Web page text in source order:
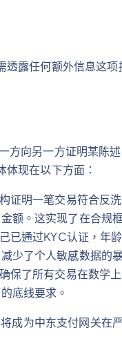
露任何额外信息这
向另一方证明某陈
现在以下方面：
证明一笔交易符合反
额。这实现了在合规
已通过KYC认证，年
少了个人敏感数据的
保了所有交易在数学
底线要求。
成为中东支付网关在